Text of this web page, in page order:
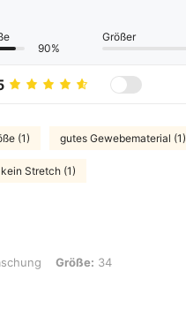
90%
Größer
(1) gutes Gewebematerial (1)
kein Stretch (1)
34 Größe: 34